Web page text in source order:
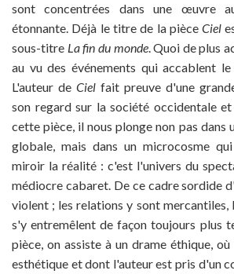
sont concentrées dans une œuvre
étonnante. Déjà le titre de la pièceCiel
sous-titre La fin du monde. Quoi de plus
au vu des événements qui accablent
L'auteur de Ciel fait preuve d'une
son regard sur la société occidentale et
cette pièce, il nous plonge non pas dans
globale, mais dans un microcosme
miroir la réalité : c'est l'univers du
médiocre cabaret. De ce cadre sordide
violent ; les relations y sont
s'y entremêlent de façon toujours plus
pièce, on assiste à un drame éthique,
esthétique et dont l'auteur est pris d'un